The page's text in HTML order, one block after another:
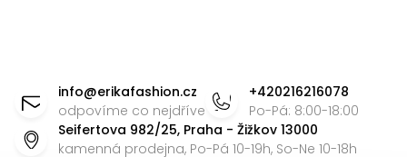
info@erikafashion.cz
odpovíme co nejdříve
+420216216078
Po-Pá: 8:00-18:00
Seifertova 982/25, Praha - Žižkov 13000
kamenná prodejna, Po-Pá 10-19h, So-Ne 10-18h